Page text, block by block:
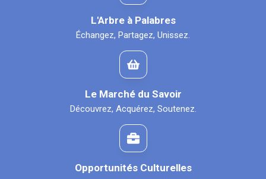
L'Arbre à Palabres
Échangez, Partagez, Unissez.
Le Marché du Savoir
Découvrez, Acquérez, Soutenez.
Opportunités Culturelles